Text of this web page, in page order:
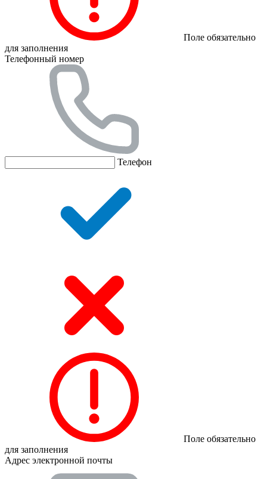
Поле обязательно
для заполнения
Телефонный номер
Телефон
Поле обязательно
для заполнения
Адрес электронной почты